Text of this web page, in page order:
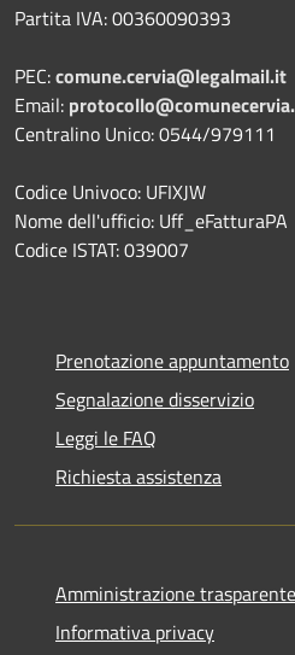
Partita IVA: 00360090393
PEC:comune.cervia@legalmail.it
Email:
Centralino Unico: 0544/979111
Codice Univoco: UFIXJW
Nome dell'ufficio: Uff_eFatturaPA
Codice ISTAT: 039007
Prenotazione appuntamento
Segnalazione disservizio
Leggi le FAQ
Richiesta assistenza
Amministrazione trasparente
Informativa privacy